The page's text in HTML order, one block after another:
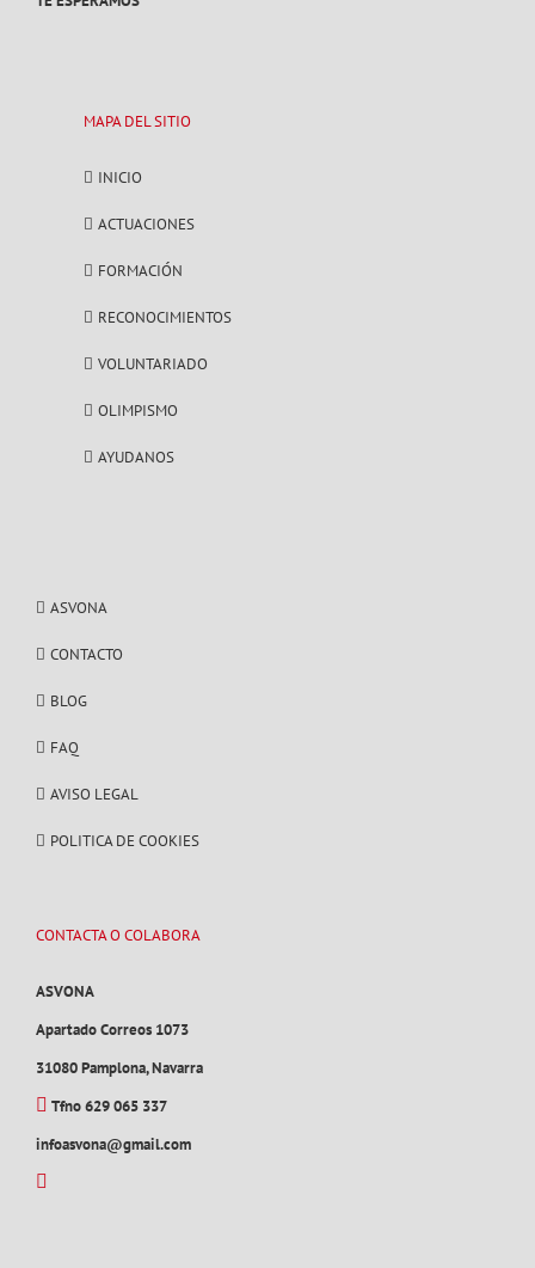
MAPA DEL SITIO
INICIO
ACTUACIONES
FORMACIÓN
RECONOCIMIENTOS
VOLUNTARIADO
OLIMPISMO
AYUDANOS
ASVONA
CONTACTO
BLOG
FAQ
AVISO LEGAL
POLITICA DE COOKIES
CONTACTA O COLABORA
ASVONA
Apartado Correos 1073
31080 Pamplona, Navarra
Tfno 629 065 337
infoasvona@gmail.com